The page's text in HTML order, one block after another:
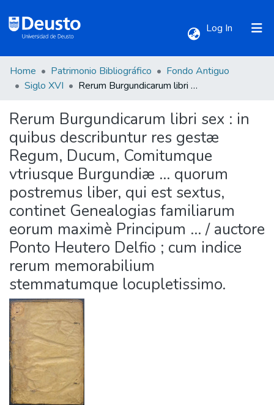
Log In (current)
Communities & Collections
All of DSpace
Statistics
Home Patrimonio Bibliográfico
Fondo Antiguo
Siglo XVI
Rerum Burgundicarum libri sex : in quibus describuntur res gestæ Regum, Ducum, Comitumque vtriusque Burgundiæ ... quorum postremus liber, qui est sextus, continet Genealogias familiarum eorum maximè Principum ... / auctore Ponto Heutero Delfio ; cum indice rerum memorabilium stemmatumque locupletissimo.
Rerum Burgundicarum libri sex : in
quibus describuntur res gestæ
Regum, Ducum, Comitumque
vtriusque Burgundiæ ... quorum
postremus liber, qui est sextus,
continet Genealogias familiarum
eorum maximè Principum ... / auctore
Ponto Heutero Delfio ; cum indice
rerum memorabilium
stemmatumque locupletissimo.